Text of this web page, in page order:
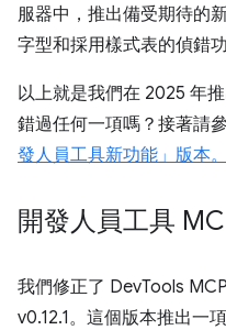
服器中，推出備受期待的
字型和採用樣式表的偵錯功
以上就是我們在 2025 年
錯過任何一項嗎？接著請
發人員工具新功能」版本。
開發人員工具
我們修正了 DevTools
v0.12.1。這個版本推出一